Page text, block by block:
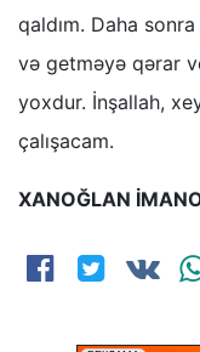
qaldım. Daha
və getməyə qərar
yoxdur. İnşallah,
çalışacam.
XANOĞLAN